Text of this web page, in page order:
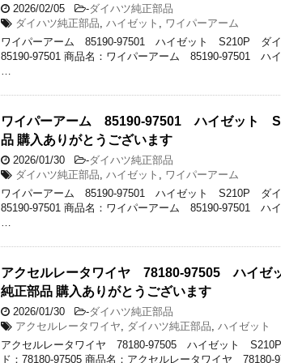
2026/02/05 -ダイハツ純正部品
ダイハツ純正部品, ハイゼット , ワイパーアーム
ワイパーアーム 85190-97501 ハイゼット S210P ダイ
85190-97501 商品名：ワイパーアーム 85190-97501
…
ワイパーアーム 85190-97501 ハイゼット
品 購入ありがとうございます
2026/01/30 -ダイハツ純正部品
ダイハツ純正部品, ハイゼット , ワイパーアーム
ワイパーアーム 85190-97501 ハイゼット S210P ダイ
85190-97501 商品名：ワイパーアーム 85190-97501
…
アクセルレータワイヤ 78180-97505 ハイ
純正部品 購入ありがとうございます
2026/01/30 -ダイハツ純正部品
アクセルレータワイヤ, ダイハツ純正部品, ハイゼット
アクセルレータワイヤ 78180-97505 ハイゼット
ド：78180-97505 商品名：アクセルレータワイヤ